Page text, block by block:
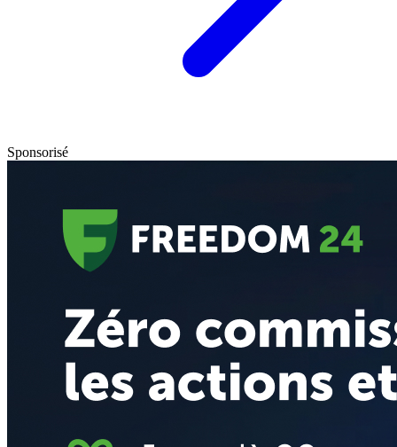
Sponsorisé